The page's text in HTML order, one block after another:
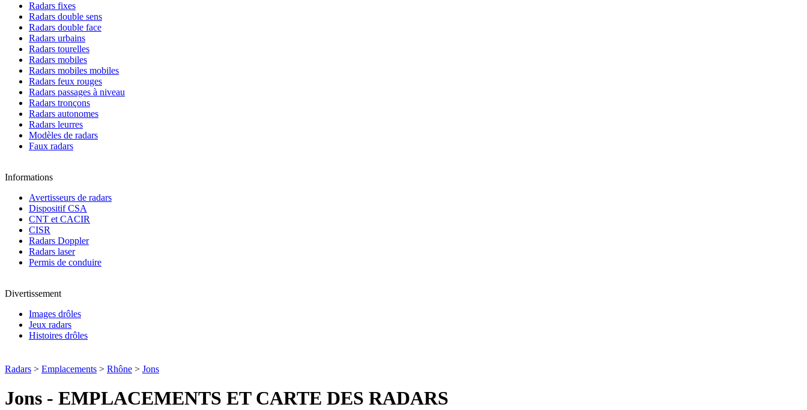
Radars fixes
Radars double sens
Radars double face
Radars urbains
Radars tourelles
Radars mobiles
Radars mobiles mobiles
Radars feux rouges
Radars passages à niveau
Radars tronçons
Radars autonomes
Radars leurres
Modèles de radars
Faux radars
Informations
Avertisseurs de radars
Dispositif CSA
CNT et CACIR
CISR
Radars Doppler
Radars laser
Permis de conduire
Divertissement
Images drôles
Jeux radars
Histoires drôles
Radars > Emplacements > Rhône > Jons
Jons - EMPLACEMENTS ET CARTE DES RADARS